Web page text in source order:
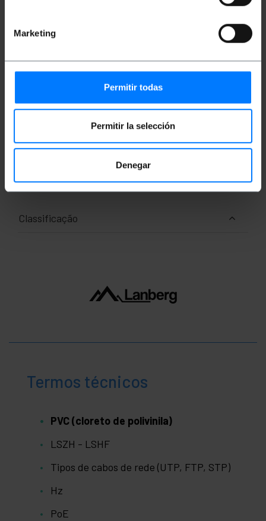
Marketing
Permitir todas
Permitir la selección
Denegar
Largura de banda máxima por regulamento:
500 MHz.
Conectores RJ45 com aba de travamento.
Medidas e Pesos
Tamanhos do produto (largura x profundidade
Número de pacotes: 1
Classificação
Termos técnicos
PVC (cloreto de polivinila)
LSZH - LSHF
Tipos de cabos de rede (UTP, FTP, STP)
Hz
PoE